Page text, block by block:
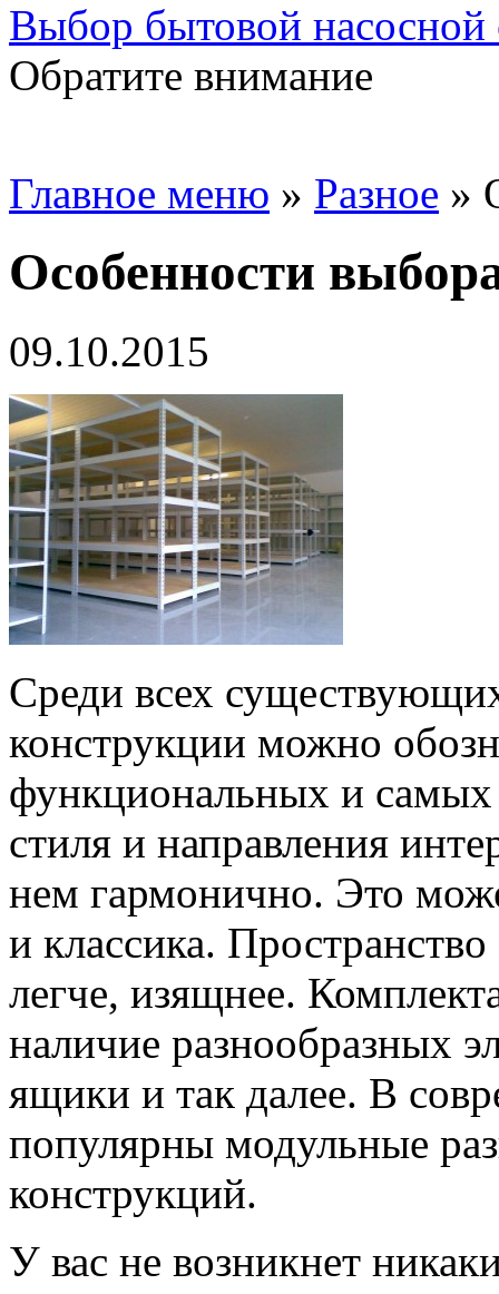
Выбор бытовой насосной
Обратите внимание
Главное меню » Разное »
Особенности
09.10.2015
Среди всех
конструкции можно
функциональных и
стиля и направления
нем гармонично. Это
и классика. Пространство
легче, изящнее.
наличие разнообразных
ящики и так далее. В
популярны модульные
конструкций.
У вас не возникнет